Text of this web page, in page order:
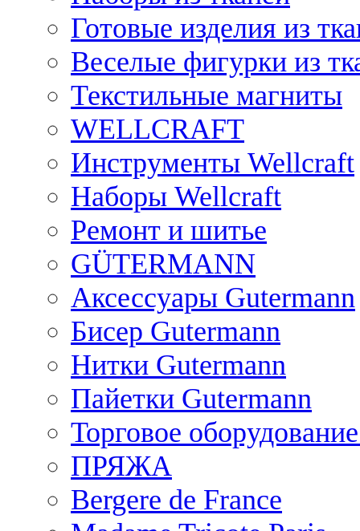
Готовые изделия из
Веселые фигурки из
Текстильные магниты
WELLCRAFT
Инструменты Wellcraft
Наборы Wellcraft
Ремонт и шитье
GÜTERMANN
Аксессуары Gutermann
Бисер Gutermann
Нитки Gutermann
Пайетки Gutermann
Торговое
ПРЯЖА
Bergere de France